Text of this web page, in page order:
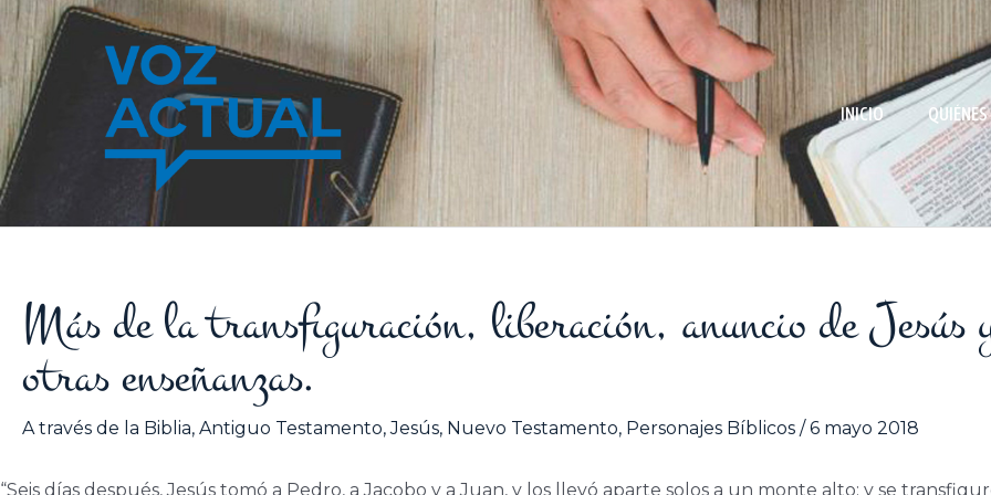
contenido
INICIO
Más de la transfiguración, liberación, anuncio de Jesús
otras enseñanzas.
A través de la Biblia, Antiguo Testamento,Jesús, Nuevo Testamento, Personajes Bíblicos /6 mayo 2018
“Seis días después, Jesús tomó a Pedro, a Jacobo y a Juan, y los llevó aparte solos a un monte alto; y se